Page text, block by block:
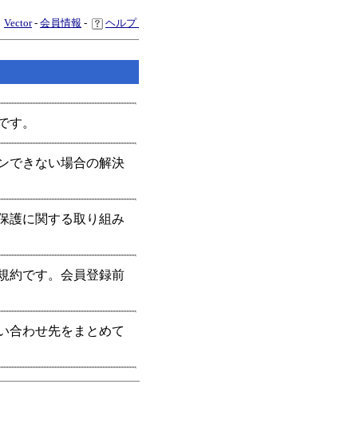
Vector- 会員情報 - ヘルプ
す。
できない場合の解決
護に関する取り組み
約です。会員登録前
合わせ先をまとめて